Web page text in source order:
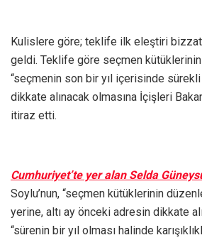
Kulislere göre; teklife ilk eleştiri bizzat
geldi. Teklife göre seçmen
“seçmenin son bir yıl içerisinde
dikkate alınacak olmasına İçişleri
itiraz etti.
Cumhuriyet’te yer alan Selda
Soylu’nun, “seçmen kütüklerinin
yerine, altı ay önceki adresin dikkate
“sürenin bir yıl olması halinde